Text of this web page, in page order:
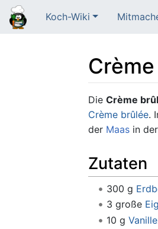
Koch-Wiki
Wechseln zu:
Die Crème
Crème brûlée.
der Maas in der
Zutaten
300 g
3 große
10 g